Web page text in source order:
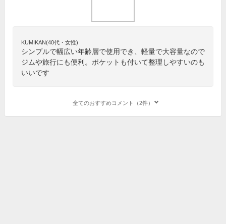
KUMIKAN(40代・女性)
シンプルで幅広い年齢層で使用でき、軽量で大容量なので
ジムや旅行にも便利。ポケットも付いて整理しやすいのも
いいです
全てのおすすめコメント（2件）